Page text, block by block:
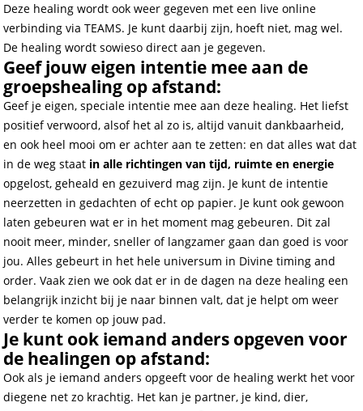
Deze healing wordt ook weer gegeven met een live online
verbinding via TEAMS. Je kunt daarbij zijn, hoeft niet, mag wel.
De healing wordt sowieso direct aan je gegeven.
Geef jouw eigen intentie mee aan de
groepshealing op afstand:
Geef je eigen, speciale intentie mee aan deze healing. Het liefst
positief verwoord, alsof het al zo is, altijd vanuit dankbaarheid,
en ook heel mooi om er achter aan te zetten: en dat alles wat dat
in de weg staat in alle richtingen van tijd, ruimte en energie
opgelost, geheald en gezuiverd mag zijn. Je kunt de intentie
neerzetten in gedachten of echt op papier. Je kunt ook gewoon
laten gebeuren wat er in het moment mag gebeuren. Dit zal
nooit meer, minder, sneller of langzamer gaan dan goed is voor
jou. Alles gebeurt in het hele universum in Divine timing and
order. Vaak zien we ook dat er in de dagen na deze healing een
belangrijk inzicht bij je naar binnen valt, dat je helpt om weer
verder te komen op jouw pad.
Je kunt ook iemand anders opgeven voor
de healingen op afstand:
Ook als je iemand anders opgeeft voor de healing werkt het voor
diegene net zo krachtig. Het kan je partner, je kind, dier,